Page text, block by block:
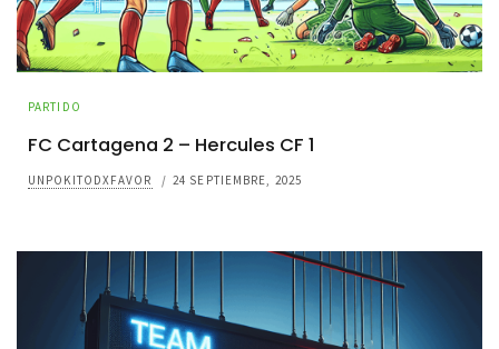
PARTIDO
FC Cartagena 2 – Hercules CF 1
UNPOKITODXFAVOR / 24 SEPTIEMBRE, 2025